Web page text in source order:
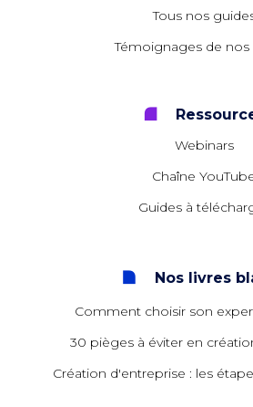
Tous nos
Témoignages de nos
Webinars
Chaîne
Guides à
Nos livres
Comment choisir son
30 pièges à éviter en
Création d'entreprise : les